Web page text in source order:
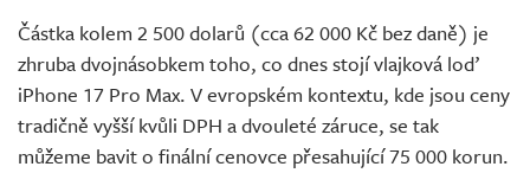
Částka kolem 2 500 dolarů (cca 62 000 Kč bez daně) je
zhruba dvojnásobkem toho, co dnes stojí vlajková loď
iPhone 17 Pro Max. V evropském kontextu, kde jsou ceny
tradičně vyšší kvůli DPH a dvouleté záruce, se tak
můžeme bavit o finální cenovce přesahující 75 000 korun.